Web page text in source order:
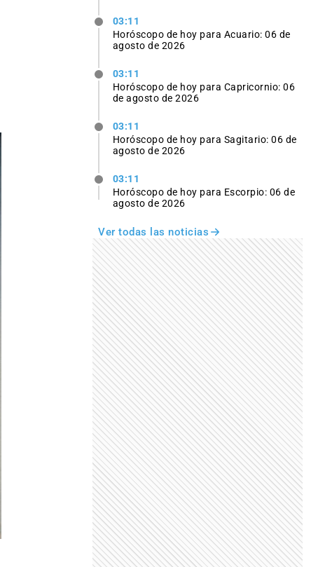
03:11
Horóscopo de hoy para Acuario: 06 de
agosto de 2026
03:11
Horóscopo de hoy para Capricornio: 06
de agosto de 2026
03:11
Horóscopo de hoy para Sagitario: 06 de
agosto de 2026
03:11
Horóscopo de hoy para Escorpio: 06 de
agosto de 2026
Ver todas las noticias